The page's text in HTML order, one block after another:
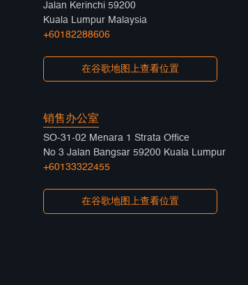
Jalan Kerinchi 59200
Kuala Lumpur Malaysia
+60182288606
在谷歌地图上查看位置
销售办公室
SO-31-02 Menara 1 Strata Office
No 3 Jalan Bangsar 59200 Kuala Lumpur
+60133322455
在谷歌地图上查看位置